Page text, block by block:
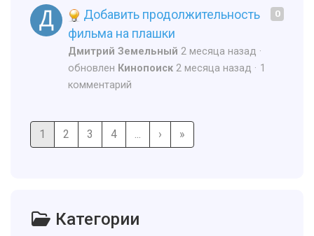
0
Добавить продолжительность
фильма на плашки
Дмитрий Земельный 2 месяца назад
обновлен Кинопоиск 2 месяца назад
1
комментарий
1 2 3 4 ... › »
Категории